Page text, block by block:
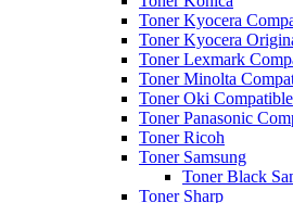
Toner Kyocera
Toner Kyocera
Toner Lexmark
Toner Minolta
Toner Oki Compatible
Toner Panasonic
Toner Ricoh
Toner Samsung
Toner Black
Toner Sharp